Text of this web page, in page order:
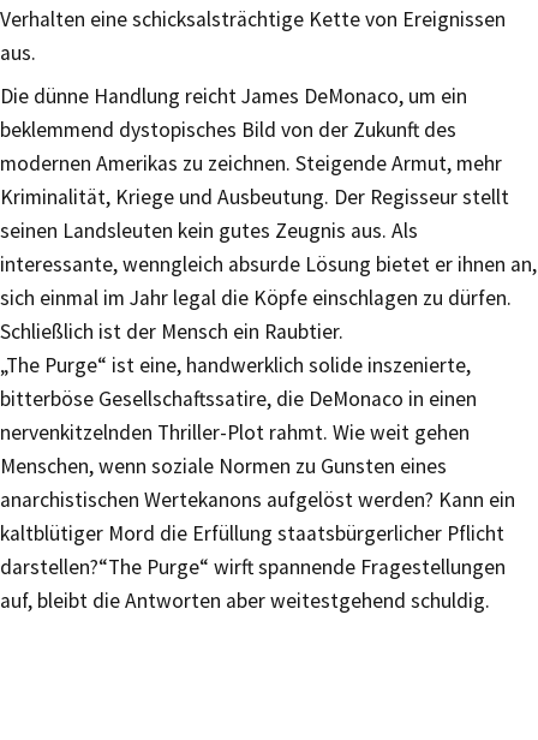
Verhalten eine schicksalsträchtige Kette von Ereignissen
aus.
Die dünne Handlung reicht James DeMonaco, um ein
beklemmend dystopisches Bild von der Zukunft des
modernen Amerikas zu zeichnen. Steigende Armut, mehr
Kriminalität, Kriege und Ausbeutung. Der Regisseur stellt
seinen Landsleuten kein gutes Zeugnis aus. Als
interessante, wenngleich absurde Lösung bietet er ihnen an,
sich einmal im Jahr legal die Köpfe einschlagen zu dürfen.
Schließlich ist der Mensch ein Raubtier.
„The Purge“ ist eine, handwerklich solide inszenierte,
bitterböse Gesellschaftssatire, die DeMonaco in einen
nervenkitzelnden Thriller-Plot rahmt. Wie weit gehen
Menschen, wenn soziale Normen zu Gunsten eines
anarchistischen Wertekanons aufgelöst werden? Kann ein
kaltblütiger Mord die Erfüllung staatsbürgerlicher Pflicht
darstellen?“The Purge“ wirft spannende Fragestellungen
auf, bleibt die Antworten aber weitestgehend schuldig.